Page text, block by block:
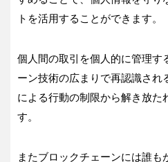
トを活用することができます。
個人間の取引を個人的に管理す
ーン技術の広まりで再認識され
による行動の制限から解き放た
す。
またブロックチェーンには誰も